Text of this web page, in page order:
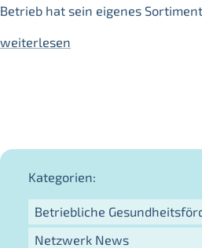
Betrieb hat sein eigenes
weiterlesen
Kategorien:
Betriebliche
Netzwerk News